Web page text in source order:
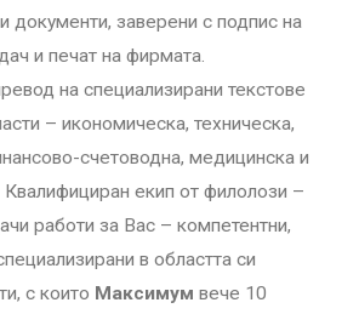
документи, заверени с подпис на
и печат на фирмата.
на специализирани текстове
– икономическа, техническа,
счетоводна, медицинска и
Квалифициран екип от филолози –
работи за Вас – компетентни,
в областта си
с които Максимум вече 10